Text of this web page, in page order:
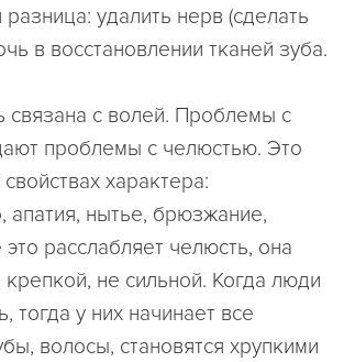
удалить нерв (сделать
в восстановлении тканей зуба.
связана с волей. Проблемы с
проблемы с челюстью. Это
характера:
апатия, нытье, брюзжание,
расслабляет челюсть, она
крепкой, не сильной. Когда люди
тогда у них начинает все
волосы, становятся хрупкими